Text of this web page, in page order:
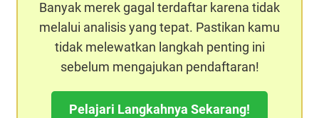
Banyak merek gagal terdaftar karena tidak
melalui analisis yang tepat. Pastikan kamu
tidak melewatkan langkah penting ini
sebelum mengajukan pendaftaran!
Pelajari Langkahnya Sekarang!